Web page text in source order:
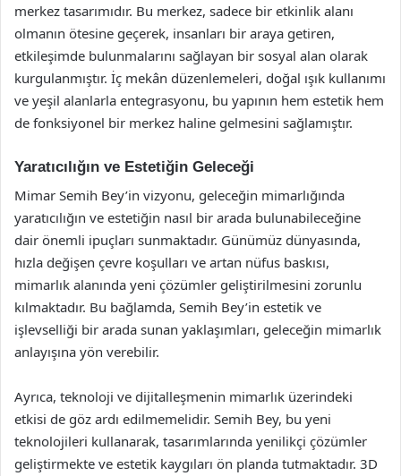
merkez tasarımıdır. Bu merkez, sadece bir etkinlik alanı
olmanın ötesine geçerek, insanları bir araya getiren,
etkileşimde bulunmalarını sağlayan bir sosyal alan olarak
kurgulanmıştır. İç mekân düzenlemeleri, doğal ışık kullanımı
ve yeşil alanlarla entegrasyonu, bu yapının hem estetik hem
de fonksiyonel bir merkez haline gelmesini sağlamıştır.
Yaratıcılığın ve Estetiğin Geleceği
Mimar Semih Bey’in vizyonu, geleceğin mimarlığında
yaratıcılığın ve estetiğin nasıl bir arada bulunabileceğine
dair önemli ipuçları sunmaktadır. Günümüz dünyasında,
hızla değişen çevre koşulları ve artan nüfus baskısı,
mimarlık alanında yeni çözümler geliştirilmesini zorunlu
kılmaktadır. Bu bağlamda, Semih Bey’in estetik ve
işlevselliği bir arada sunan yaklaşımları, geleceğin mimarlık
anlayışına yön verebilir.
Ayrıca, teknoloji ve dijitalleşmenin mimarlık üzerindeki
etkisi de göz ardı edilmemelidir. Semih Bey, bu yeni
teknolojileri kullanarak, tasarımlarında yenilikçi çözümler
geliştirmekte ve estetik kaygıları ön planda tutmaktadır. 3D